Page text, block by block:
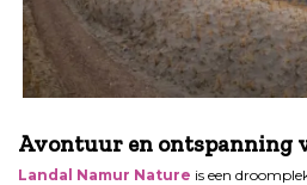
Avontuur en ontspanning
Landal Namur Nature is een